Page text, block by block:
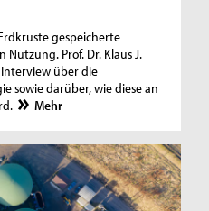
gespeicherte
Prof. Dr. Klaus J.
über die
sowie darüber, wie diese an
Mehr